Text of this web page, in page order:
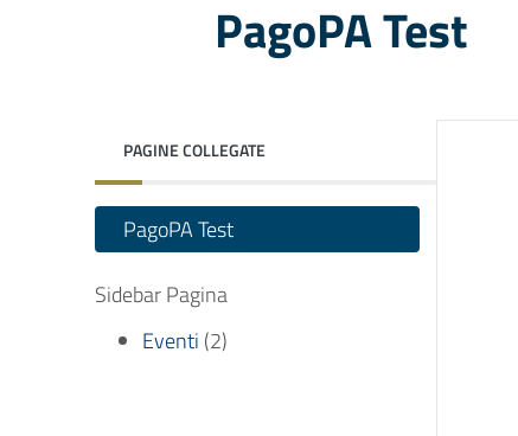
PagoPA Test
PAGINE COLLEGATE
PagoPA Test
Sidebar Pagina
Eventi (2)